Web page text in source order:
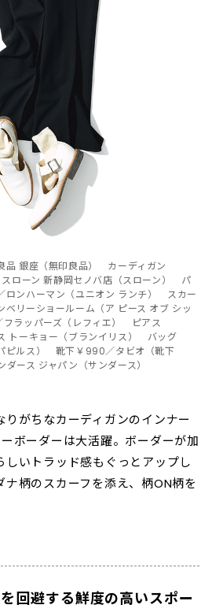
品 銀座（無印良品） カーディガン
ローン 新静岡セノバ店（スローン） パ
ロンハーマン（ユニオン ランチ） スカー
リーショールーム（ア ピース オブ シッ
ラッパーズ（レフィエ） ピアス
トーキョー（ブランイリス） バッグ
ピルス） 靴下￥990／タビオ（靴下
ース ジャパン（サンダース）
りがちなカーディガンのインナー
ボーダーは大活躍。ボーダーが加
しいトラッド感もぐっとアップし
ナ柄のスカーフを添え、柄ON柄を
回避する鮮度の高いスポー